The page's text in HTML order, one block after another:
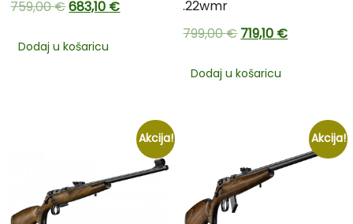
759,00€683,10 €
Dodaj u košaricu
.22wmr
799,00€719,10 €
Dodaj u košaricu
Akcija! Akcija!